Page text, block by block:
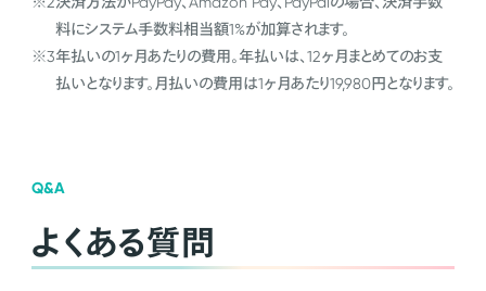
料にシステム手数料相当額1%が加算されます。
※3年払いの1ヶ月あたりの費用。年払いは、12ヶ月まとめてのお支
払いとなります。月払いの費用は1ヶ月あたり19,980円となります。
Q&A
よくある質問